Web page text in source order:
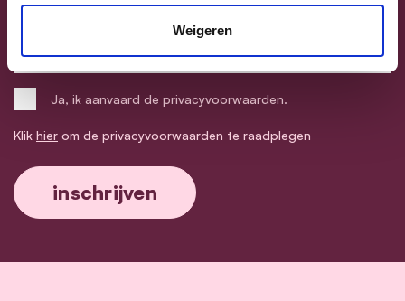
Weigeren
Postcode
Ja, ik aanvaard de privacyvoorwaarden.
Klik hier om de privacyvoorwaarden te raadplegen